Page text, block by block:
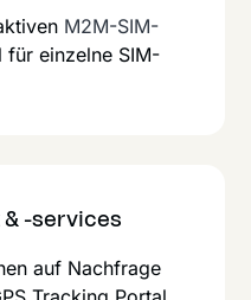
M2M-SIM-
einzelne SIM-
-services
auf Nachfrage